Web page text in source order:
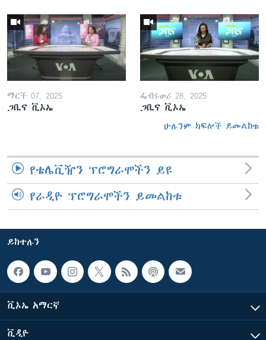
ማርች 07, 2025
ጋቢና ቪኦኤ
ፌብሩወሪ 28, 2025
ጋቢና ቪኦኤ
ሁሉንም ክፍሎች ይመልከቱ
የቴሌቪዥን ፕሮግራሞችን ይዩ
የራዲዮ ፕሮግራሞችን ይመልከቱ
ይከተሉን
ቪኦኤ አማርኛ
ቪዲዮ